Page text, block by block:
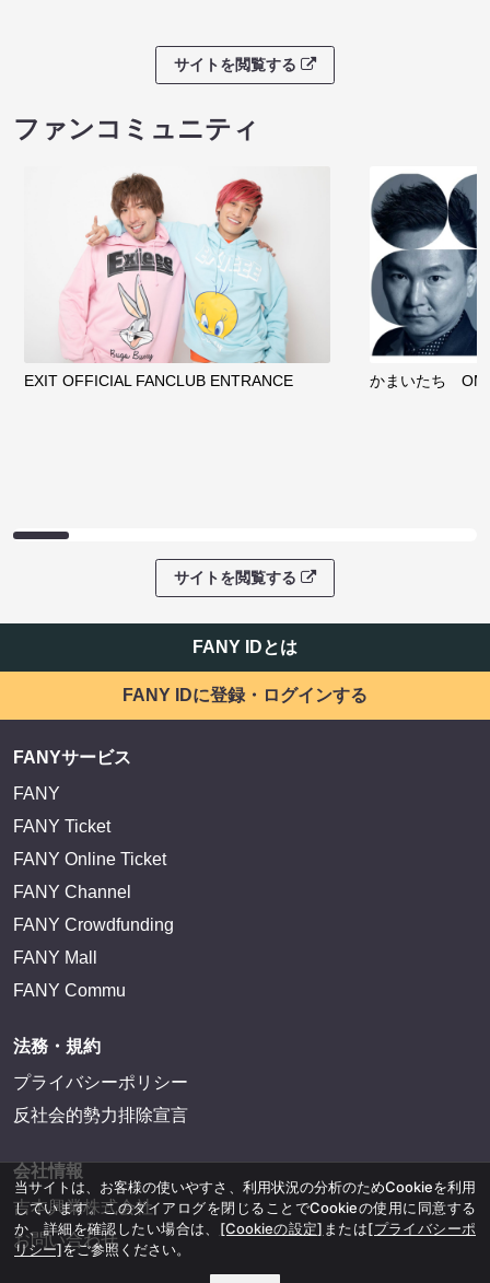
サイトを閲覧する
ファンコミュニティ
EXIT OFFICIAL FANCLUB ENTRANCE かまいたち
サイトを閲覧する
FANY IDとは
FANY IDに登録・ログインする
FANYサービス
FANY
FANY Ticket
FANY Online Ticket
FANY Channel
FANY Crowdfunding
FANY Mall
FANY Commu
法務・規約
プライバシーポリシー
反社会的勢力排除宣言
会社情報
吉本興業株式会社
お問い合わせ
当サイトは、お客様の使いやすさ、利用状況の分析のためCookieを利用
しています。このダイアログを閉じることでCookieの使用に同意する
か、詳細を確認したい場合は、 [Cookieの設定] または[プライバシーポ
リシー]をご参照ください。